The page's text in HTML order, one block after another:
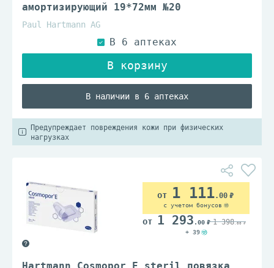
амортизирующий 19*72мм №20
Paul Hartmann AG
В наличии в 6 аптеках
Предупреждает повреждения кожи при физических
нагрузках
1 111.00
с учетом бонусов
1 293 .00 1 398.00
+ 39